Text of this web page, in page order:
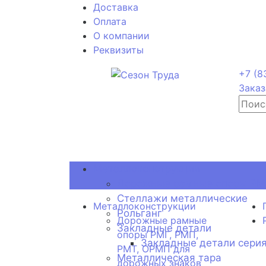
Доставка
Оплата
О компании
Реквизиты
+7
Стеллажи металлические
Рольганг
Закладные детали
Закладные детали
Металлическая тара
Металлоконструкции
Дорожные рамные
опоры РМГ, РМП,
РМТ, ОРМП для
дорожных знаков